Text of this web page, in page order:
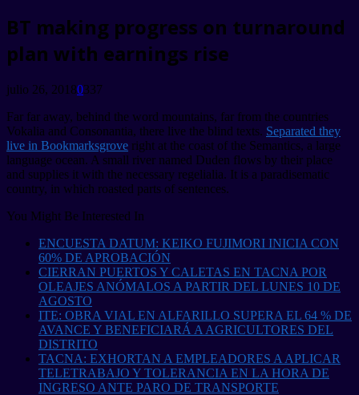
BT making progress on turnaround
plan with earnings rise
julio 26, 20180337
Far far away, behind the word mountains, far from the countries
Vokalia and Consonantia, there live the blind texts. Separated they
live in Bookmarksgrove right at the coast of the Semantics, a large
language ocean. A small river named Duden flows by their place
and supplies it with the necessary regelialia. It is a paradisematic
country, in which roasted parts of sentences.
You Might Be Interested In
ENCUESTA DATUM: KEIKO FUJIMORI INICIA CON
60% DE APROBACIÓN
CIERRAN PUERTOS Y CALETAS EN TACNA POR
OLEAJES ANÓMALOS A PARTIR DEL LUNES 10 DE
AGOSTO
ITE: OBRA VIAL EN ALFARILLO SUPERA EL 64 % DE
AVANCE Y BENEFICIARÁ A AGRICULTORES DEL
DISTRITO
TACNA: EXHORTAN A EMPLEADORES A APLICAR
TELETRABAJO Y TOLERANCIA EN LA HORA DE
INGRESO ANTE PARO DE TRANSPORTE